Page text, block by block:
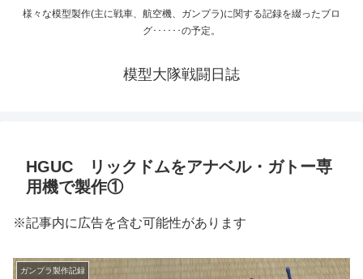
様々な模型製作(主に戦車、航空機、ガンプラ)に関する記録を綴ったブロ
グ･･････の予定。
模型大隊戦闘日誌
HGUC リックドムをアナベル・ガトー専
用機で製作①
※記事内に広告を含む可能性があります
ガンプラ製作記録